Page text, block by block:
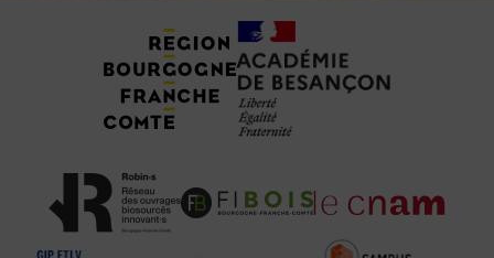
Tuteurs, Partenaires et Certifications